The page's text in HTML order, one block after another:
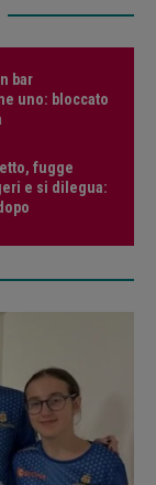
bar
uno: bloccato
fugge
e si dilegua: